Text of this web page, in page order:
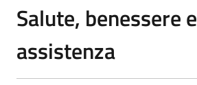
Salute, benessere e
assistenza